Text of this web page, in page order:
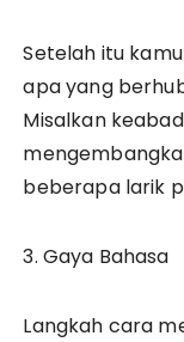
Setelah itu
apa yang
Misalkan
beberapa larik
3. Gaya Bahasa
Langkah cara